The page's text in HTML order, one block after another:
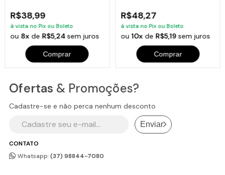
R$38,99
à vista no Pix ou Boleto
ou 8x de R$5,24sem juros
Comprar
R$48,27
à vista no Pix ou Boleto
ou10x de R$5,19sem juros
Comprar
CONTATO
Whatsapp:(37) 98844-7080
Ofertas & Promoções?
Cadastre-se e não perca nenhum desconto
Enviar